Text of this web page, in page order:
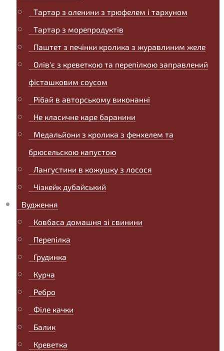
Тартар з оленини з трюфелем і тархуном
Тартар з морепродуктів
Паштет з печінки кролика з журавлиним желе
Олів'є з креветкою та перепілкою заправлений
фісташковим соусом
Рібай в авторському виконанні
Не класичне каре баранини
Медальйони з кролика з фенхелем та
брюсельскою капустою
Лангустини в кожушку з лосося
Чізкейк дубайський
Вудження
Ковбаса домашня зі свинини
Перепілка
Грудинка
Курча
Ребро
Філе качки
Балик
Креветка